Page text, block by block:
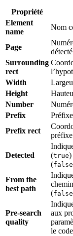
Propriété
Element
name
Nom
Page
Surrounding
rect
Width
Height
Number
Prefix
Prefix rect
Detected
(true)
(false
From the
best path
(false
Pre-search
quality
aux
le